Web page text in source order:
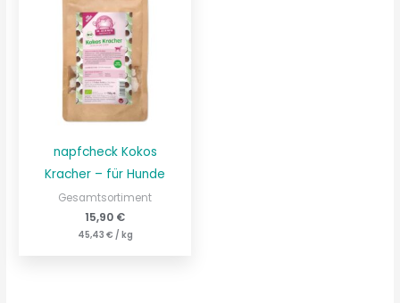
napfcheck Kokos
Kracher – für Hunde
Gesamtsortiment
15,90 €
45,43 € / kg